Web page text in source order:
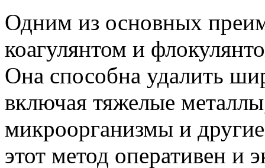
Одним из основных
коагулянтом и
Она способна удалить
включая тяжелые
микроорганизмы и
этот метод оперативен и